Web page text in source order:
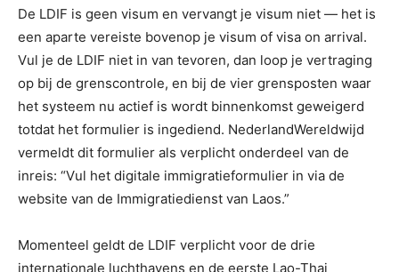
De LDIF is geen visum en vervangt je visum niet — het is
een aparte vereiste bovenop je visum of visa on arrival.
Vul je de LDIF niet in van tevoren, dan loop je vertraging
op bij de grenscontrole, en bij de vier grensposten waar
het systeem nu actief is wordt binnenkomst geweigerd
totdat het formulier is ingediend. NederlandWereldwijd
vermeldt dit formulier als verplicht onderdeel van de
inreis: “Vul het digitale immigratieformulier in via de
website van de Immigratiedienst van Laos.”
Momenteel geldt de LDIF verplicht voor de drie
internationale luchthavens en de eerste Lao-Thai